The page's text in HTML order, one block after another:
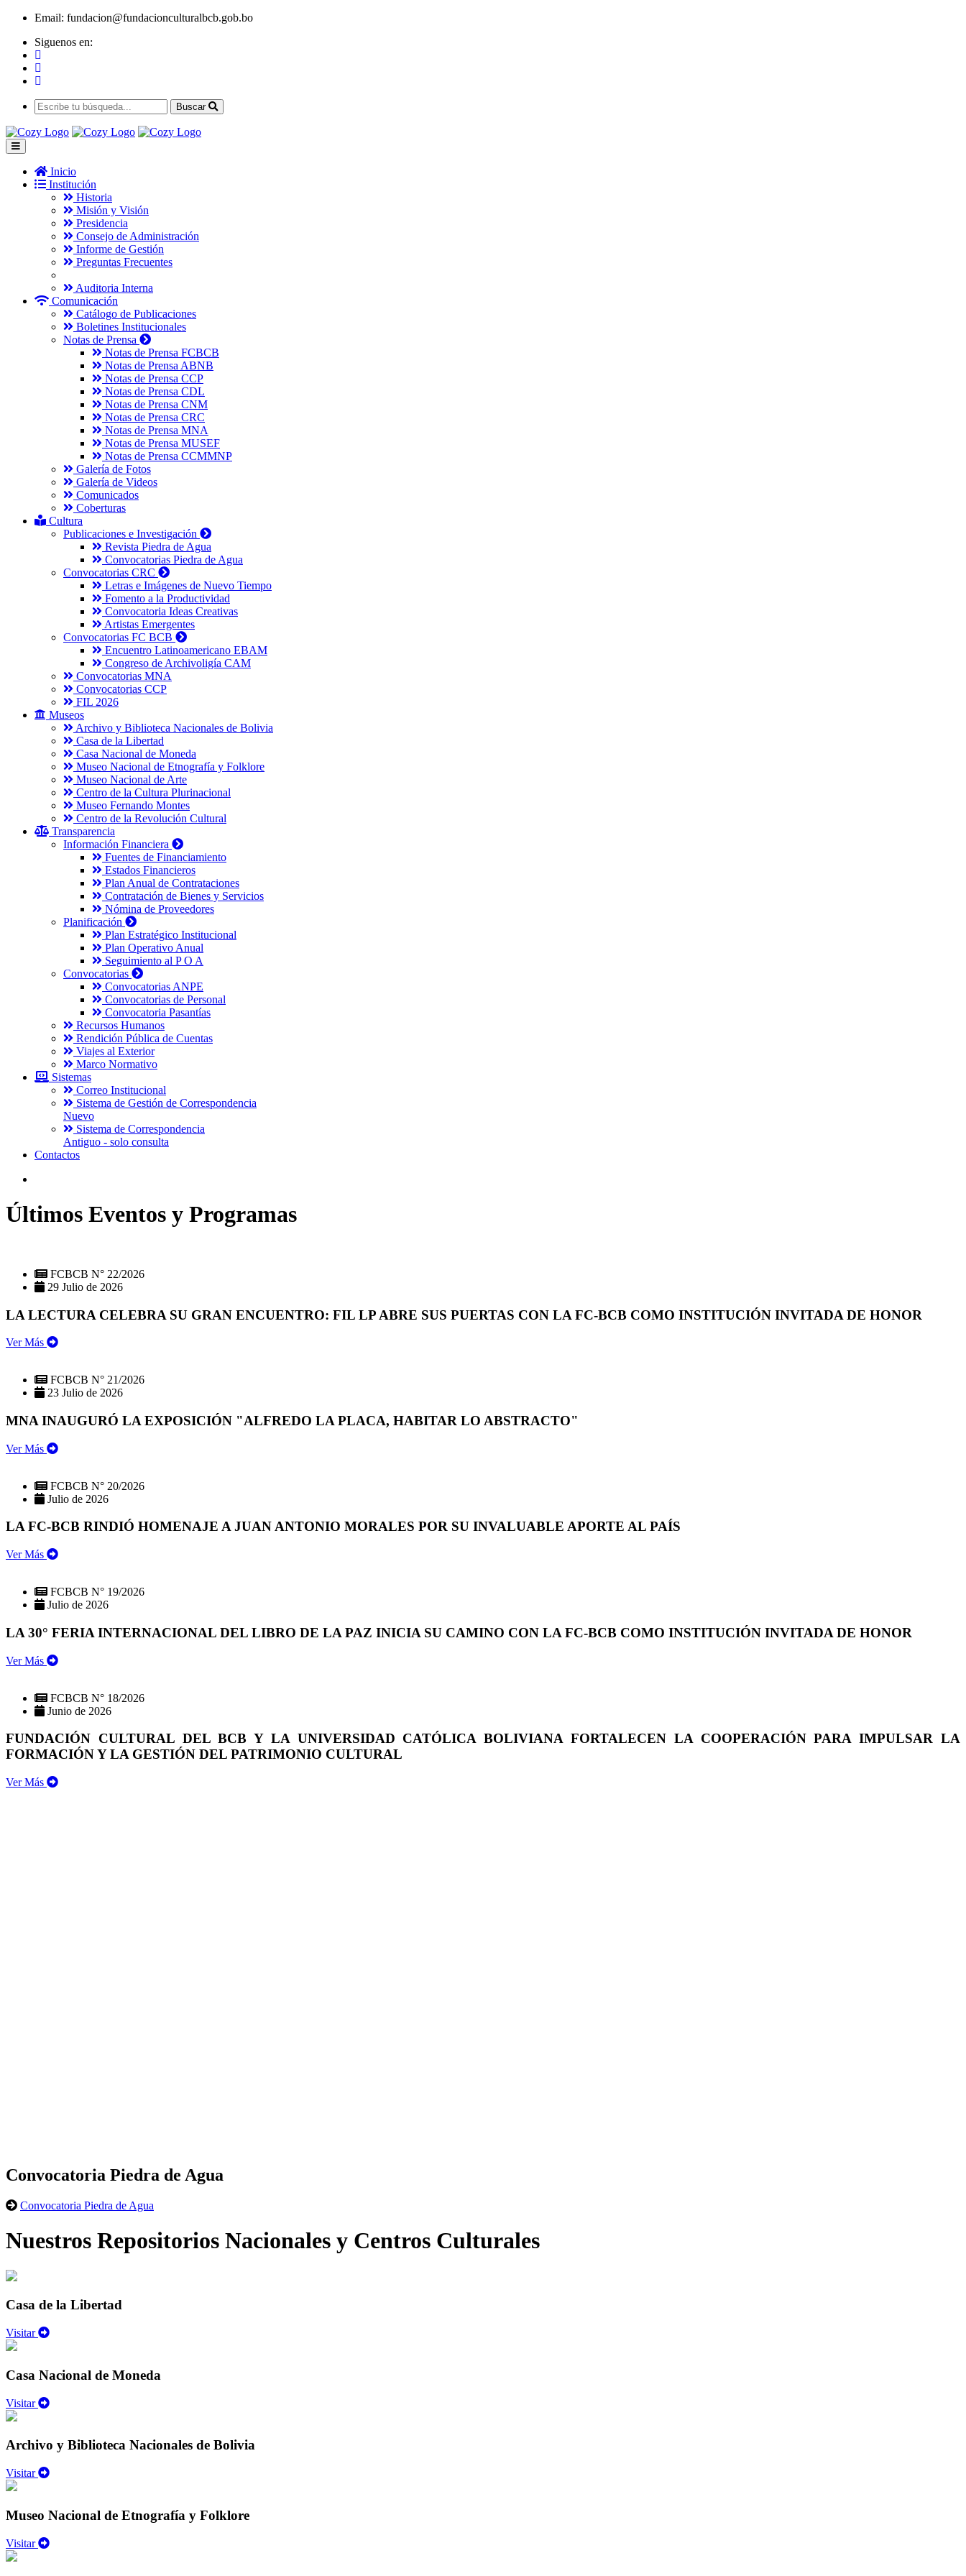
Email: fundacion@fundacionculturalbcb.gob.bo
Siguenos en:
Buscar
Inicio
Institución
Historia
Misión y Visión
Presidencia
Consejo de Administración
Informe de Gestión
Preguntas Frecuentes
Auditoria Interna
Comunicación
Catálogo de Publicaciones
Boletines Institucionales
Notas de Prensa
Notas de Prensa FCBCB
Notas de Prensa ABNB
Notas de Prensa CCP
Notas de Prensa CDL
Notas de Prensa CNM
Notas de Prensa CRC
Notas de Prensa MNA
Notas de Prensa MUSEF
Notas de Prensa CCMMNP
Galería de Fotos
Galería de Videos
Comunicados
Coberturas
Cultura
Publicaciones e Investigación
Revista Piedra de Agua
Convocatorias Piedra de Agua
Convocatorias CRC
Letras e Imágenes de Nuevo Tiempo
Fomento a la Productividad
Convocatoria Ideas Creativas
Artistas Emergentes
Convocatorias FC BCB
Encuentro Latinoamericano EBAM
Congreso de Archivoligía CAM
Convocatorias MNA
Convocatorias CCP
FIL 2026
Museos
Archivo y Biblioteca Nacionales de Bolivia
Casa de la Libertad
Casa Nacional de Moneda
Museo Nacional de Etnografía y Folklore
Museo Nacional de Arte
Centro de la Cultura Plurinacional
Museo Fernando Montes
Centro de la Revolución Cultural
Transparencia
Información Financiera
Fuentes de Financiamiento
Estados Financieros
Plan Anual de Contrataciones
Contratación de Bienes y Servicios
Nómina de Proveedores
Planificación
Plan Estratégico Institucional
Plan Operativo Anual
Seguimiento al P O A
Convocatorias
Convocatorias ANPE
Convocatorias de Personal
Convocatoria Pasantías
Recursos Humanos
Rendición Pública de Cuentas
Viajes al Exterior
Marco Normativo
Sistemas
Correo Institucional
Sistema de Gestión de Correspondencia
Nuevo
Sistema de Correspondencia
Antiguo - solo consulta
Contactos
Últimos Eventos y Programas
FCBCB N° 22/2026
29 Julio de 2026
LA LECTURA CELEBRA SU GRAN ENCUENTRO: FIL LP ABRE SUS PUERTAS CON LA FC-BCB COMO INSTITUCIÓN INVITADA DE HONOR
Ver Más
FCBCB N° 21/2026
23 Julio de 2026
MNA INAUGURÓ LA EXPOSICIÓN "ALFREDO LA PLACA, HABITAR LO ABSTRACTO"
Ver Más
FCBCB N° 20/2026
Julio de 2026
LA FC-BCB RINDIÓ HOMENAJE A JUAN ANTONIO MORALES POR SU INVALUABLE APORTE AL PAÍS
Ver Más
FCBCB N° 19/2026
Julio de 2026
LA 30° FERIA INTERNACIONAL DEL LIBRO DE LA PAZ INICIA SU CAMINO CON LA FC-BCB COMO INSTITUCIÓN INVITADA DE HONOR
Ver Más
FCBCB N° 18/2026
Junio de 2026
FUNDACIÓN CULTURAL DEL BCB Y LA UNIVERSIDAD CATÓLICA BOLIVIANA FORTALECEN LA COOPERACIÓN PARA IMPULSAR LA
FORMACIÓN Y LA GESTIÓN DEL PATRIMONIO CULTURAL
Ver Más
Convocatoria Piedra de Agua
Convocatoria Piedra de Agua
Nuestros Repositorios Nacionales y Centros Culturales
Casa de la Libertad
Visitar
Casa Nacional de Moneda
Visitar
Archivo y Biblioteca Nacionales de Bolivia
Visitar
Museo Nacional de Etnografía y Folklore
Visitar